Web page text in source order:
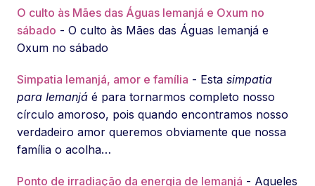
O culto às Mães das Águas Iemanjá e Oxum no
sábado - O culto às Mães das Águas Iemanjá e
Oxum no sábado
Simpatia Iemanjá, amor e família - Esta simpatia
para Iemanjá é para tornarmos completo nosso
círculo amoroso, pois quando encontramos nosso
verdadeiro amor queremos obviamente que nossa
família o acolha…
Ponto de irradiação da energia de Iemanjá - Aqueles